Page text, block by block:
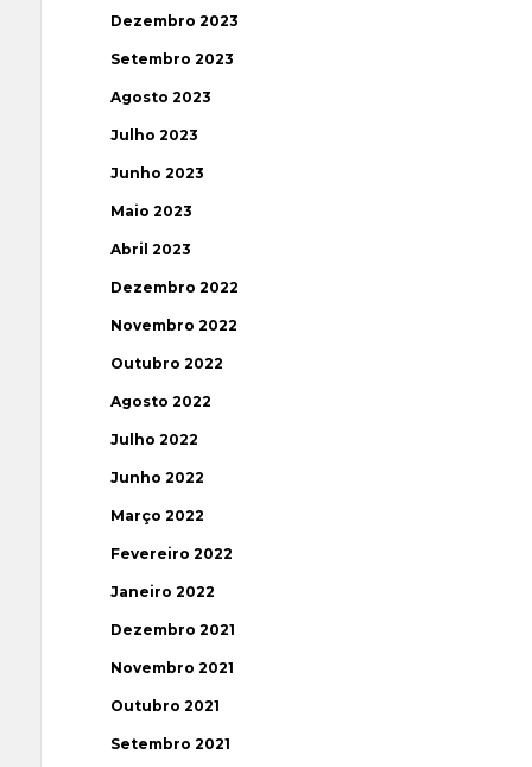
Dezembro 2023
Setembro 2023
Agosto 2023
Julho 2023
Junho 2023
Maio 2023
Abril 2023
Dezembro 2022
Novembro 2022
Outubro 2022
Agosto 2022
Julho 2022
Junho 2022
Março 2022
Fevereiro 2022
Janeiro 2022
Dezembro 2021
Novembro 2021
Outubro 2021
Setembro 2021